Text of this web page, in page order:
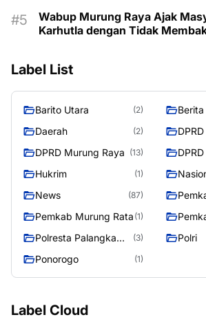
Wabup Murung Raya Ajak
Karhutla dengan Tidak
Label List
Barito Utara (2)
Daerah (2)
DPRD Murung Raya (13)
Hukrim (1)
News (87)
Pemkab Murung Rata (1)
Polresta Palangka
(3) Polri
Ponorogo (1)
Label Cloud